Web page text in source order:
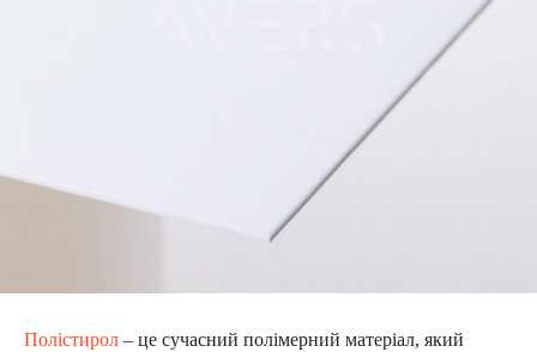
Полістирол – це сучасний полімерний матеріал, який